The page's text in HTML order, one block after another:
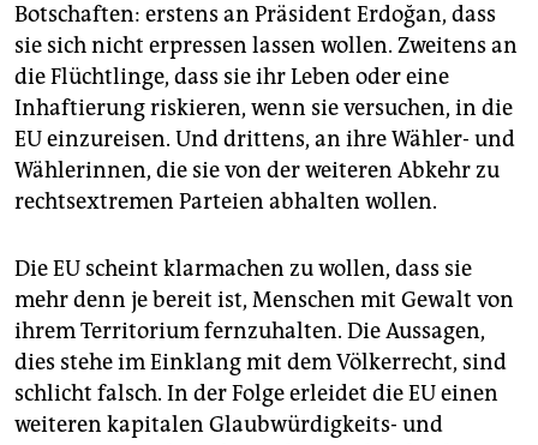
Botschaften: erstens an Präsident Erdoğan, dass
sie sich nicht erpressen lassen wollen. Zweitens an
die Flüchtlinge, dass sie ihr Leben oder eine
Inhaftierung riskieren, wenn sie versuchen, in die
EU einzureisen. Und drittens, an ihre Wähler- und
Wählerinnen, die sie von der weiteren Abkehr zu
rechtsextremen Parteien abhalten wollen.
Die EU scheint klarmachen zu wollen, dass sie
mehr denn je bereit ist, Menschen mit Gewalt von
ihrem Territorium fernzuhalten. Die Aussagen,
dies stehe im Einklang mit dem Völkerrecht, sind
schlicht falsch. In der Folge erleidet die EU einen
weiteren kapitalen Glaubwürdigkeits- und